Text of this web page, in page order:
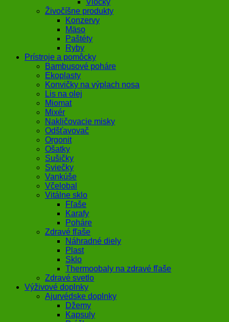
Vločky
Živočíšne produkty
Konzervy
Mäso
Paštéty
Ryby
Prístroje a pomôcky
Bambusové poháre
Ekoplasty
Konvičky na výplach nosa
Lis na olej
Miomat
Mixér
Nakličovacie misky
Odšťavovač
Orgonit
Ošatky
Sušičky
Sviečky
Vankúše
Včelobal
Vitálne sklo
Fľaše
Karafy
Poháre
Zdravé fľaše
Náhradné diely
Plast
Sklo
Thermoobaly na zdravé fľaše
Zdravé svetlo
Výživové doplnky
Ajurvédske doplnky
Džemy
Kapsuly